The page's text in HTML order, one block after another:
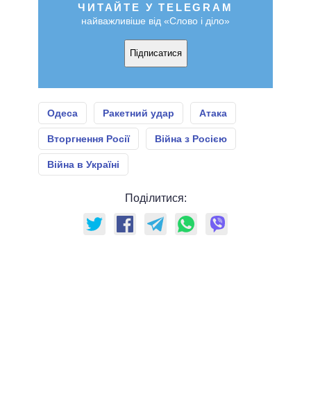
ЧИТАЙТЕ У TELEGRAM
найважливіше від «Слово і діло»
Підписатися
Одеса Ракетний удар Атака
Вторгнення Росії Війна з Росією
Війна в Україні
Поділитися: